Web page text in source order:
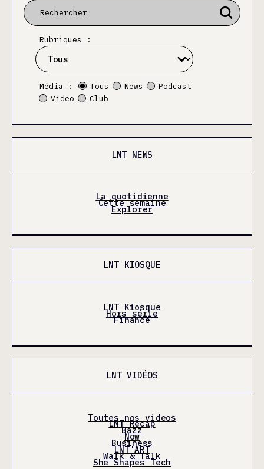
Rubriques :
Média : Tous News
Podcast
Video
Club
LNT NEWS
La quotidienne
Cette semaine
Explorer
LNT KIOSQUE
LNT Kiosque
Hors série
Finance
LNT VIDÉOS
Toutes nos videos
LNT Récap
Bazz
Now
Business
LNT'ART
Walk & Talk
She Shapes Tech